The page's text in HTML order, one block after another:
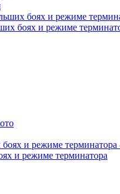
боях и режиме
и режиме терминатора